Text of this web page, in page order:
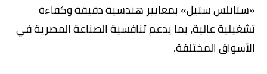
«ستانلس ستيل» بمعايير هندسية دقيقة وكفاءة
تشغيلية عالية، بما يدعم تنافسية الصناعة المصرية في
الأسواق المختلفة.